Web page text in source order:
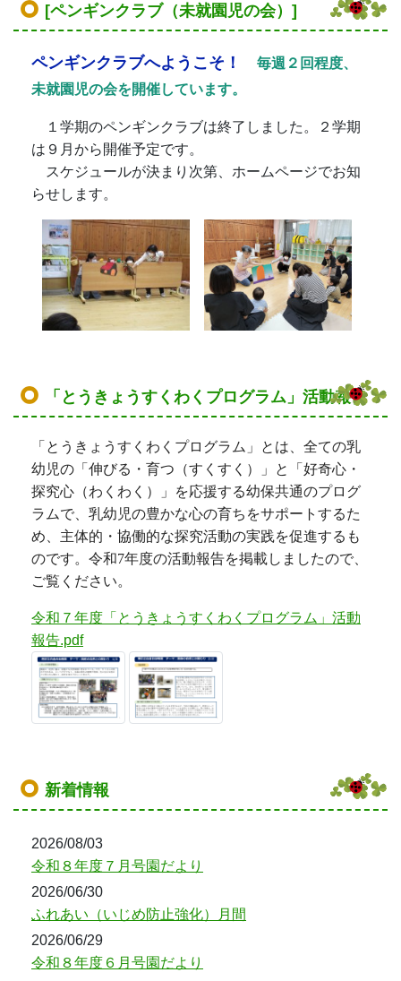
[ペンギンクラブ（未就園児の会）]
ペンギンクラブへようこそ！
毎週２回程度、
未就園児の会を開催しています。
１学期のペンギンクラブは終了しました。２学期
は９月から開催予定です。
スケジュールが決まり次第、ホームページでお知
らせします。
「とうきょうすくわくプログラム」活動報告
「とうきょうすくわくプログラム」とは、全ての乳
幼児の「伸びる・育つ（すくすく）」と「好奇心・
探究心（わくわく）」を応援する幼保共通のプログ
ラムで、乳幼児の豊かな心の育ちをサポートするた
め、主体的・協働的な探究活動の実践を促進するも
のです。令和7年度の活動報告を掲載しましたので、
ご覧ください。
令和７年度「とうきょうすくわくプログラム」活動
報告.pdf
新着情報
2026/08/03
令和８年度７月号園だより
2026/06/30
ふれあい（いじめ防止強化）月間
2026/06/29
令和８年度６月号園だより